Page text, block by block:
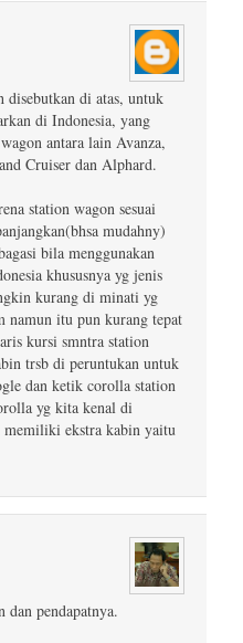
disebutkan di atas, untuk
di Indonesia, yang
antara lain Avanza,
Cruiser dan Alphard.
station wagon sesuai
mudahny)
bila menggunakan
khususnya yg jenis
kurang di minati yg
namun itu pun kurang tepat
kursi smntra station
trsb di peruntukan untuk
dan ketik corolla station
yg kita kenal di
memiliki ekstra kabin yaitu
dan pendapatnya.